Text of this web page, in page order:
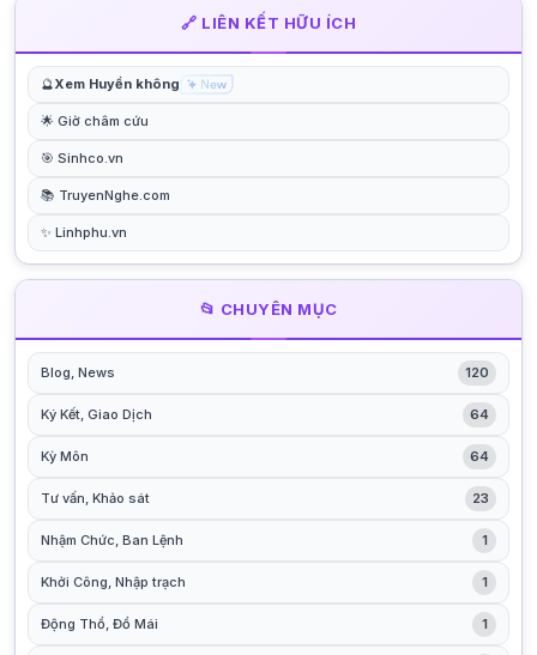
🔗 LIÊN KẾT HỮU ÍCH
🔮Xem Huyền không
🌟 Giờ châm cứu
🎯 Sinhco.vn
📚 TruyenNghe.com
✨ Linhphu.vn
📂 CHUYÊN MỤC
Blog, News 120
Ký Kết, Giao Dịch 64
Kỳ Môn 64
Tư vấn, Khảo sát 23
Nhậm Chức, Ban Lệnh 1
Khởi Công, Nhập trạch 1
Động Thổ, Đổ Mái 1